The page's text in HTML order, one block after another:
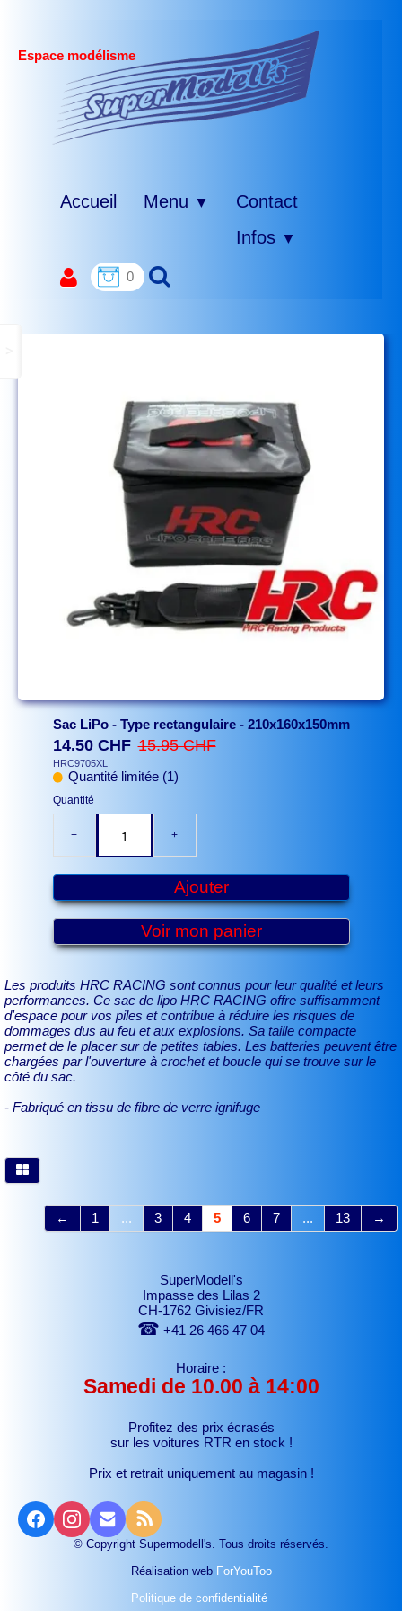
Espace modélisme
Accueil Menu ▼
Contact
Infos ▼
0
Sac LiPo - Type rectangulaire - 210x160x150mm
14.50 CHF 15.95 CHF
HRC9705XL
Quantité limitée (1)
Quantité
− +
Ajouter
Voir mon panier
Les produits HRC RACING sont connus pour leur qualité et leurs
performances. Ce sac de lipo HRC RACING offre suffisamment
d'espace pour vos piles et contribue à réduire les risques de
dommages dus au feu et aux explosions. Sa taille compacte
permet de le placer sur de petites tables. Les batteries peuvent être
chargées par l'ouverture à crochet et boucle qui se trouve sur le
côté du sac.
- Fabriqué en tissu de fibre de verre ignifuge
← 1 ... 3 4 5 6 7 ... 13 →
SuperModell's
Impasse des Lilas 2
CH-1762 Givisiez/FR
☎ +41 26 466 47 04
Horaire :
Samedi de 10.00 à 14:00
Profitez des prix écrasés
sur les voitures RTR en stock !
Prix et retrait uniquement au magasin !
© Copyright Supermodell's. Tous droits réservés.
Réalisation web ForYouToo
Politique de confidentialité